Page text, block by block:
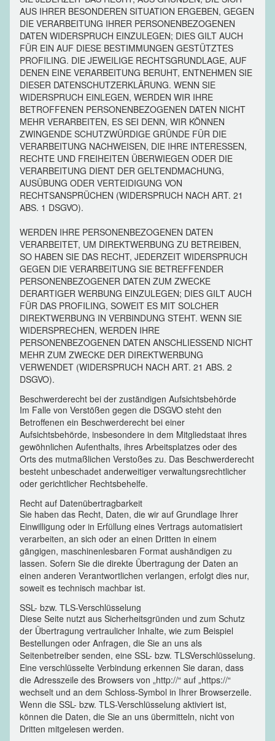
AUS IHRER BESONDEREN SITUATION ERGEBEN, GEGEN
DIE VERARBEITUNG IHRER PERSONENBEZOGENEN
DATEN WIDERSPRUCH EINZULEGEN; DIES GILT AUCH
FÜR EIN AUF DIESE BESTIMMUNGEN GESTÜTZTES
PROFILING. DIE JEWEILIGE RECHTSGRUNDLAGE, AUF
DENEN EINE VERARBEITUNG BERUHT, ENTNEHMEN SIE
DIESER DATENSCHUTZERKLÄRUNG. WENN SIE
WIDERSPRUCH EINLEGEN, WERDEN WIR IHRE
BETROFFENEN PERSONENBEZOGENEN DATEN NICHT
MEHR VERARBEITEN, ES SEI DENN, WIR KÖNNEN
ZWINGENDE SCHUTZWÜRDIGE GRÜNDE FÜR DIE
VERARBEITUNG NACHWEISEN, DIE IHRE INTERESSEN,
RECHTE UND FREIHEITEN ÜBERWIEGEN ODER DIE
VERARBEITUNG DIENT DER GELTENDMACHUNG,
AUSÜBUNG ODER VERTEIDIGUNG VON
RECHTSANSPRÜCHEN (WIDERSPRUCH NACH ART. 21
ABS. 1 DSGVO).
WERDEN IHRE PERSONENBEZOGENEN DATEN
VERARBEITET, UM DIREKTWERBUNG ZU BETREIBEN,
SO HABEN SIE DAS RECHT, JEDERZEIT WIDERSPRUCH
GEGEN DIE VERARBEITUNG SIE BETREFFENDER
PERSONENBEZOGENER DATEN ZUM ZWECKE
DERARTIGER WERBUNG EINZULEGEN; DIES GILT AUCH
FÜR DAS PROFILING, SOWEIT ES MIT SOLCHER
DIREKTWERBUNG IN VERBINDUNG STEHT. WENN SIE
WIDERSPRECHEN, WERDEN IHRE
PERSONENBEZOGENEN DATEN ANSCHLIESSEND NICHT
MEHR ZUM ZWECKE DER DIREKTWERBUNG
VERWENDET (WIDERSPRUCH NACH ART. 21 ABS. 2
DSGVO).
Beschwerderecht bei der zuständigen Aufsichtsbehörde
Im Falle von Verstößen gegen die DSGVO steht den
Betroffenen ein Beschwerderecht bei einer
Aufsichtsbehörde, insbesondere in dem Mitgliedstaat ihres
gewöhnlichen Aufenthalts, ihres Arbeitsplatzes oder des
Orts des mutmaßlichen Verstoßes zu. Das Beschwerderecht
besteht unbeschadet anderweitiger verwaltungsrechtlicher
oder gerichtlicher Rechtsbehelfe.
Recht auf Datenübertragbarkeit
Sie haben das Recht, Daten, die wir auf Grundlage Ihrer
Einwilligung oder in Erfüllung eines Vertrags automatisiert
verarbeiten, an sich oder an einen Dritten in einem
gängigen, maschinenlesbaren Format aushändigen zu
lassen. Sofern Sie die direkte Übertragung der Daten an
einen anderen Verantwortlichen verlangen, erfolgt dies nur,
soweit es technisch machbar ist.
SSL- bzw. TLS-Verschlüsselung
Diese Seite nutzt aus Sicherheitsgründen und zum Schutz
der Übertragung vertraulicher Inhalte, wie zum Beispiel
Bestellungen oder Anfragen, die Sie an uns als
Seitenbetreiber senden, eine SSL- bzw. TLSVerschlüsselung.
Eine verschlüsselte Verbindung erkennen Sie daran, dass
die Adresszeile des Browsers von „http://“ auf „https://“
wechselt und an dem Schloss-Symbol in Ihrer Browserzeile.
Wenn die SSL- bzw. TLS-Verschlüsselung aktiviert ist,
können die Daten, die Sie an uns übermitteln, nicht von
Dritten mitgelesen werden.